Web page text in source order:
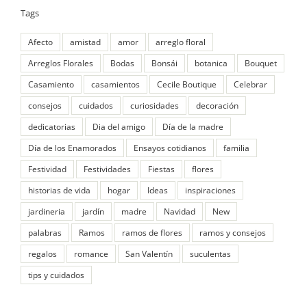
Tags
Afecto amistad amor
arreglo floral
Arreglos Florales
Bodas Bonsái botanica
Bouquet
Casamiento
casamientos Cecile Boutique
Celebrar
consejos
cuidados curiosidades
decoración
dedicatorias
Dia del amigo
Día de la madre
Día de los Enamorados
Ensayos cotidianos
familia
Festividad
Festividades Fiestas
flores
historias de vida
hogar Ideas
inspiraciones
jardineria
jardín madre Navidad
New
palabras
Ramos ramos de flores
ramos y consejos
regalos
romance San Valentín
suculentas
tips y cuidados